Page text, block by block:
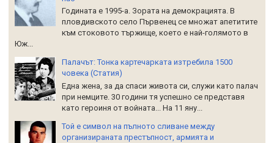
Годината е 1995-а. Зората на демокрацията. В
пловдивското село Първенец се множат апетитите
към стоковото тържище, което е най-голямото в
Юж...
Палачът: Тонка картечарката изтребила 1500
човека (Статия)
Една жена, за да спаси живота си, служи като палач
при немците. 30 години тя успешно се представя
като героиня от войната... На 11 яну...
Той е символ на пълното сливане между
организираната престъпност, армията и